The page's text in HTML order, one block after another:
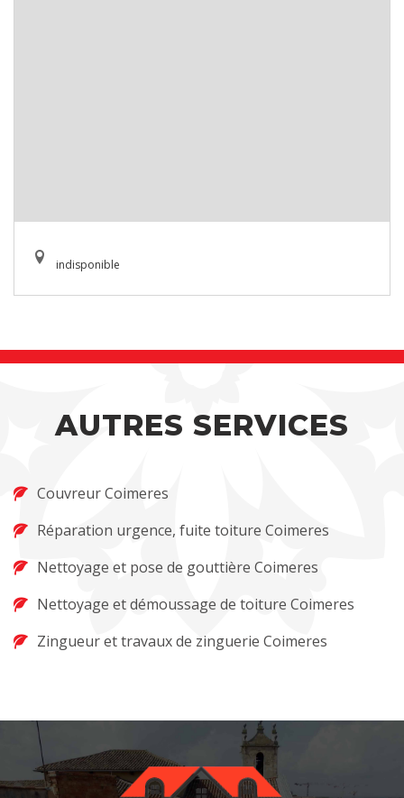
indisponible
AUTRES SERVICES
Couvreur Coimeres
Réparation urgence, fuite toiture Coimeres
Nettoyage et pose de gouttière Coimeres
Nettoyage et démoussage de toiture Coimeres
Zingueur et travaux de zinguerie Coimeres